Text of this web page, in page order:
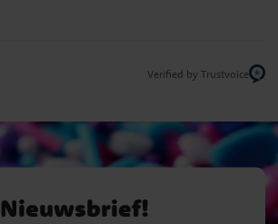
Verified by Trustvoice
Nieuwsbrief!